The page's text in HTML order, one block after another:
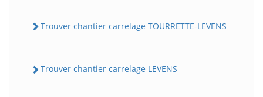
Trouver chantier carrelage TOURRETTE-LEVENS
Trouver chantier carrelage LEVENS